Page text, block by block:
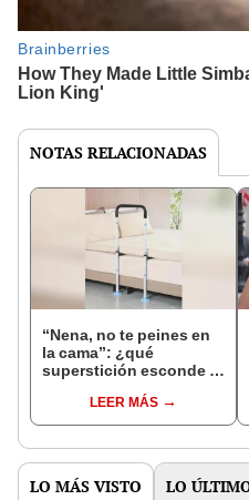
NOTAS RELACIONADAS
“Nena, no te peines en
la cama”: ¿qué
superstición esconde la
Enanitos Verdes?
LEER MÁS
LO MÁS VISTO LO